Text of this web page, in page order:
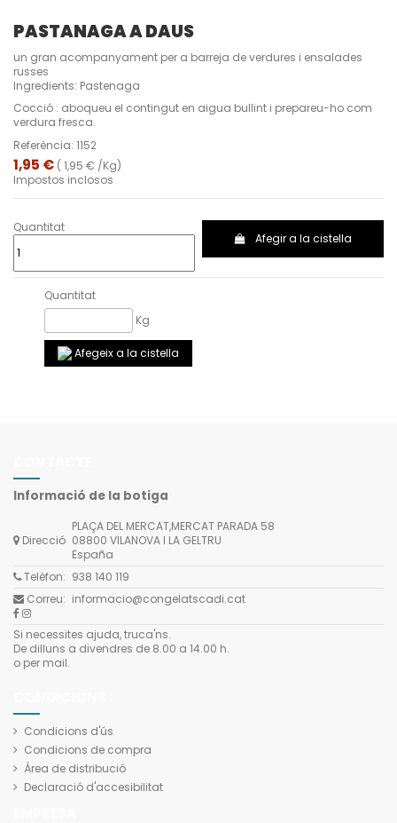
PASTANAGA A DAUS
un gran acompanyament per a barreja de verdures i ensalades
russes
Ingredients: Pastenaga
Cocció : aboqueu el contingut en aigua bullint i prepareu-ho com
verdura fresca.
Referència: 1152
1,95 € ( 1,95 € /Kg)
Impostos inclosos
Quantitat
Afegir a la cistella
Quantitat
Kg
Afegeix a la cistella
Condicions d'ús
Condicions de compra
Àrea de distribució
Declaració d'accesibilitat
Informació de la botiga
Direcció
PLAÇA DEL MERCAT,MERCAT PARADA 58
08800 VILANOVA I LA GELTRU
España
Telèfon: 938 140 119
Correu: informacio@congelatscadi.cat
Si necessites ajuda, truca'ns.
De dilluns a divendres de 8.00 a 14.00 h.
o per mail.